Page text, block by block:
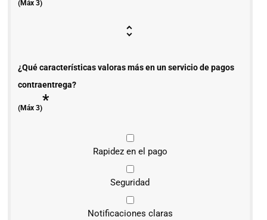
(Máx 3)
¿Qué características valoras más en un servicio de pagos
contraentrega?
(Máx 3)*
Rapidez en el pago
Seguridad
Notificaciones claras